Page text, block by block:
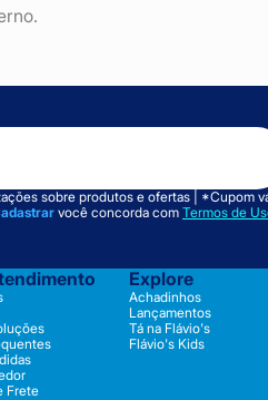
sobre produtos e ofertas | *Cupom
você concorda com Termos de
Frete
Explore
Achadinhos
Lançamentos
Tá na Flávio's
Flávio's Kids